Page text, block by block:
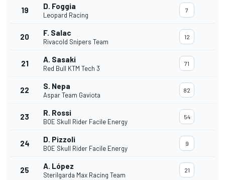
19 D. Foggia
Leopard Racing
7
20 F. Salac
Rivacold Snipers Team
12
21 A. Sasaki
Red Bull KTM Tech 3
71
22 S. Nepa
Aspar Team Gaviota
82
23 R. Rossi
BOE Skull Rider Facile Energy
54
24 D. Pizzoli
BOE Skull Rider Facile Energy
9
25 A. López
Sterilgarda Max Racing Team
21